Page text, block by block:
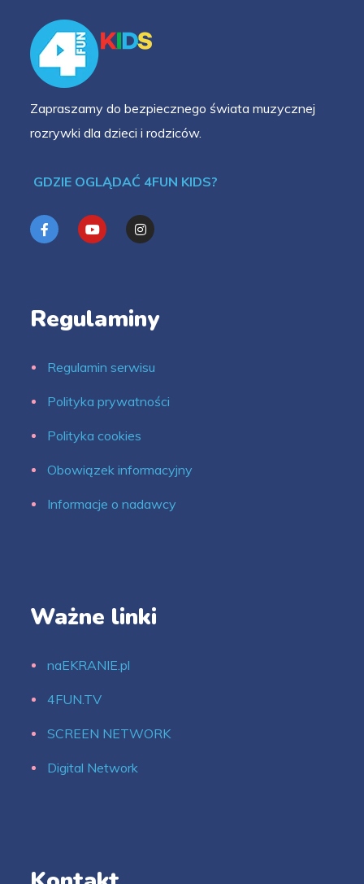
Zapraszamy do bezpiecznego świata muzycznej
rozrywki dla dzieci i rodziców.
GDZIE OGLĄDAĆ 4FUN KIDS?
Regulaminy
Regulamin serwisu
Polityka prywatności
Polityka cookies
Obowiązek informacyjny
Informacje o nadawcy
Ważne linki
naEKRANIE.pl
4FUN.TV
SCREEN NETWORK
Digital Network